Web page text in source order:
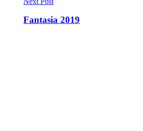
Fantasia 2019